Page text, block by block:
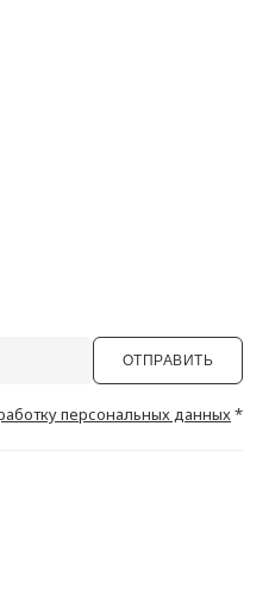
ОТПРАВИТЬ
персональных данных*